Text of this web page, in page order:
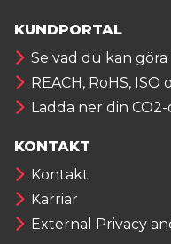
KUNDPORTAL
Se vad du kan
REACH, RoHS,
Ladda ner din
KONTAKT
Kontakt
Karriär
External Privacy